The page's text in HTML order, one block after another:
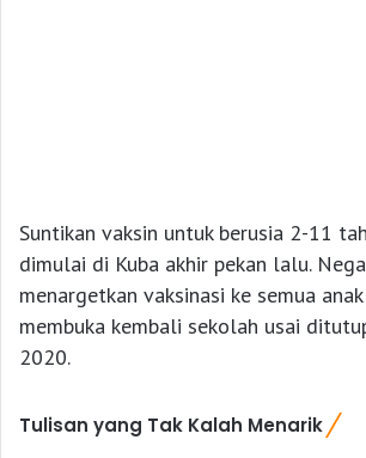
Suntikan vaksin untuk berusia 2-11
dimulai di Kuba akhir pekan lalu.
menargetkan vaksinasi ke semua
membuka kembali sekolah usai
2020.
Tulisan yang Tak Kalah Menarik